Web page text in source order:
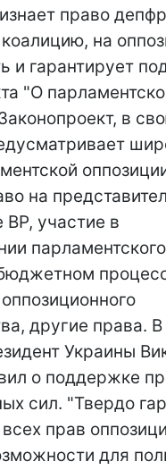
право
на
и гарантирует
"О
в
на
ВР, участие в
парламентского
другие права.
Украины
о поддержке
сил. "Твердо
прав
для